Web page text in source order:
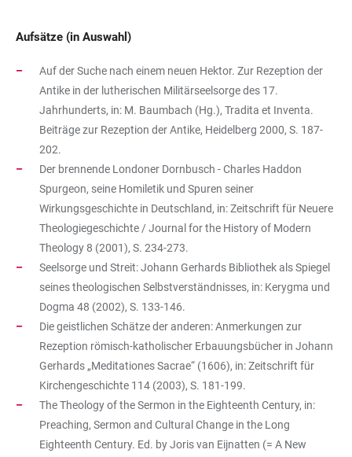
Aufsätze (in Auswahl)
Auf der Suche nach einem neuen Hektor. Zur Rezeption der
Antike in der lutherischen Militärseelsorge des 17.
Jahrhunderts, in: M. Baumbach (Hg.), Tradita et Inventa.
Beiträge zur Rezeption der Antike, Heidelberg 2000, S. 187-
202.
Der brennende Londoner Dornbusch - Charles Haddon
Spurgeon, seine Homiletik und Spuren seiner
Wirkungsgeschichte in Deutschland, in: Zeitschrift für Neuere
Theologiegeschichte / Journal for the History of Modern
Theology 8 (2001), S. 234-273.
Seelsorge und Streit: Johann Gerhards Bibliothek als Spiegel
seines theologischen Selbstverständnisses, in: Kerygma und
Dogma 48 (2002), S. 133-146.
Die geistlichen Schätze der anderen: Anmerkungen zur
Rezeption römisch-katholischer Erbauungsbücher in Johann
Gerhards „Meditationes Sacrae“ (1606), in: Zeitschrift für
Kirchengeschichte 114 (2003), S. 181-199.
The Theology of the Sermon in the Eighteenth Century, in:
Preaching, Sermon and Cultural Change in the Long
Eighteenth Century. Ed. by Joris van Eijnatten (= A New